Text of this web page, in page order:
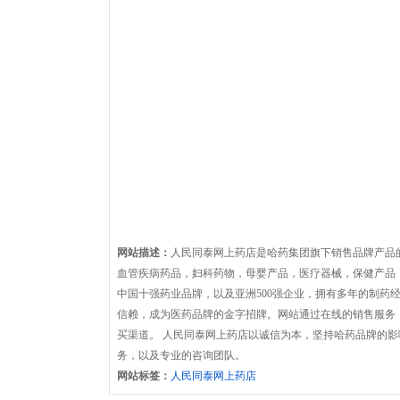
网站描述： 人民同泰网上药店是哈药集团旗下销售品牌产
血管疾病药品，妇科药物，母婴产品，医疗器械，保健产
中国十强药业品牌，以及亚洲500强企业，拥有多年的制药
信赖，成为医药品牌的金字招牌。网站通过在线的销售服
买渠道。 人民同泰网上药店以诚信为本，坚持哈药品牌的
务，以及专业的咨询团队。
网站标签： 人民同泰网上药店